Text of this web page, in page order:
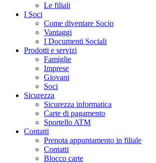
Le filiali
I Soci
Come diventare Socio
Vantaggi
I Documenti Sociali
Prodotti e servizi
Famiglie
Imprese
Giovani
Soci
Sicurezza
Sicurezza informatica
Carte di pagamento
Sportello ATM
Contatti
Prenota appuntamento in filiale
Contatti
Blocco carte